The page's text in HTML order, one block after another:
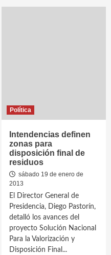
Política
Intendencias definen
zonas para
disposición final de
residuos
sábado 19 de enero de
2013
El Director General de
Presidencia, Diego Pastorín,
detalló los avances del
proyecto Solución Nacional
Para la Valorización y
Disposición Final...